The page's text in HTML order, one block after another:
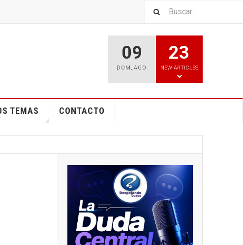
09
DOM ,AGO
23
NEW ARTICLES
TEMAS CONTACTO